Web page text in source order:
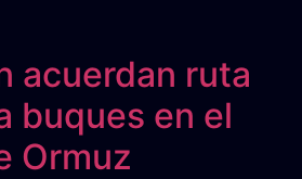
acuerdan ruta
buques en el
Ormuz